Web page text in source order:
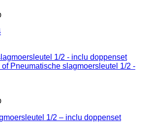
1/2 – inclu doppenset